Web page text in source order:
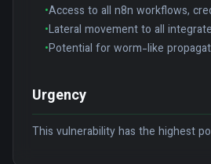
•Access to all n8n workflows,
•Lateral movement to all
•Potential for worm-like
Urgency
This vulnerability has the highest